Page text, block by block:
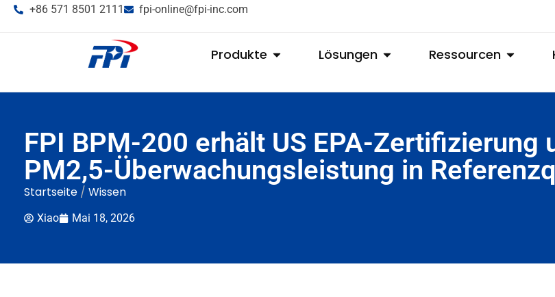
+86 571 8501 2111 fpi-online@fpi-inc.com
Produkte Lösungen Ressourcen
FPI BPM-200 erhält US EPA-Zertifizierung
PM2,5-Überwachungsleistung in
Startseite/ Wissen
Xiao Mai 18, 2026